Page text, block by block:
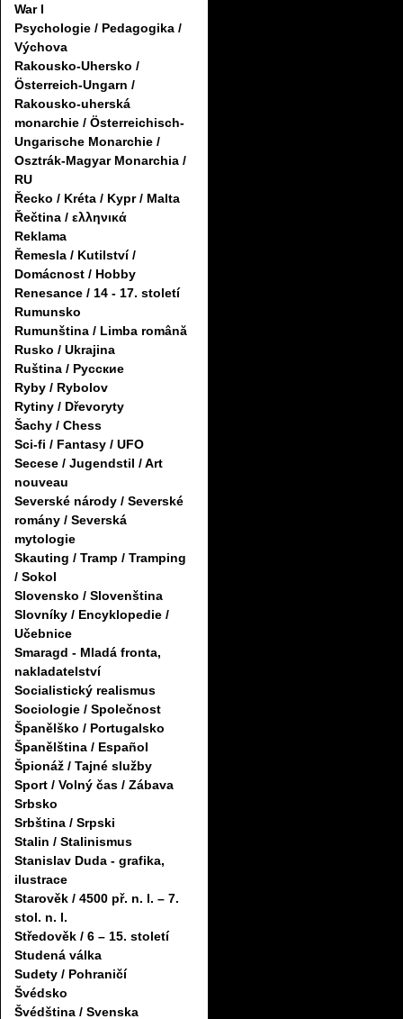
War I
Psychologie / Pedagogika /
Výchova
Rakousko-Uhersko /
Österreich-Ungarn /
Rakousko-uherská
monarchie / Österreichisch-
Ungarische Monarchie /
Osztrák-Magyar Monarchia /
RU
Řecko / Kréta / Kypr / Malta
Řečtina / ελληνικά
Reklama
Řemesla / Kutilství /
Domácnost / Hobby
Renesance / 14 - 17. století
Rumunsko
Rumunština / Limba română
Rusko / Ukrajina
Ruština / Русские
Ryby / Rybolov
Rytiny / Dřevoryty
Šachy / Chess
Sci-fi / Fantasy / UFO
Secese / Jugendstil / Art
nouveau
Severské národy / Severské
romány / Severská
mytologie
Skauting / Tramp / Tramping
/ Sokol
Slovensko / Slovenština
Slovníky / Encyklopedie /
Učebnice
Smaragd - Mladá fronta,
nakladatelství
Socialistický realismus
Sociologie / Společnost
Španělško / Portugalsko
Španělština / Español
Špionáž / Tajné služby
Sport / Volný čas / Zábava
Srbsko
Srbština / Srpski
Stalin / Stalinismus
Stanislav Duda - grafika,
ilustrace
Starověk / 4500 př. n. l. – 7.
stol. n. l.
Středověk / 6 – 15. století
Studená válka
Sudety / Pohraničí
Švédsko
Švédština / Svenska